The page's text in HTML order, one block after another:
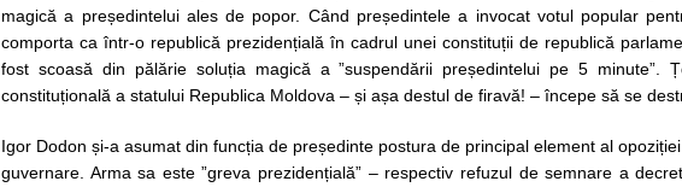
magică a președintelui ales de popor. Când președintele a invocat votul popular
comporta ca într-o republică prezidențială în cadrul unei constituții de republică
fost scoasă din pălărie soluția magică a ”suspendării președintelui pe 5 minute”.
constituțională a statului Republica Moldova – și așa destul de firavă! – începe să se
Igor Dodon și-a asumat din funcția de președinte postura de principal element al
guvernare. Arma sa este ”greva prezidențială” – respectiv refuzul de semnare a